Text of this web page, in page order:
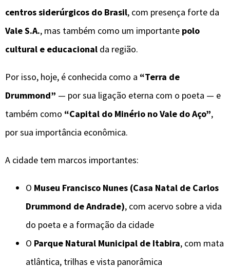
centros siderúrgicos do Brasil, com presença forte da
Vale S.A., mas também como um importante polo
cultural e educacional da região.
Por isso, hoje, é conhecida como a “Terra de
Drummond” — por sua ligação eterna com o poeta — e
também como “Capital do Minério no Vale do Aço”,
por sua importância econômica.
A cidade tem marcos importantes:
O Museu Francisco Nunes (Casa Natal de Carlos
Drummond de Andrade), com acervo sobre a vida
do poeta e a formação da cidade
O Parque Natural Municipal de Itabira, com mata
atlântica, trilhas e vista panorâmica